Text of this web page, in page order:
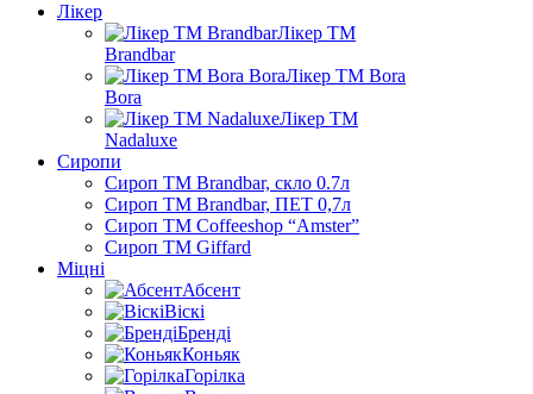
Лікер
Лікер ТМ
Brandbar
Лікер ТМ Bora
Bora
Лікер ТМ
Nadaluxe
Сиропи
Сироп TM Brandbar, скло 0.7л
Сироп TM Brandbar, ПЕТ 0,7л
Сироп TM Coffeeshop “Amster”
Сироп TM Giffard
Міцні
Абсент
Віскі
Бренді
Коньяк
Горілка